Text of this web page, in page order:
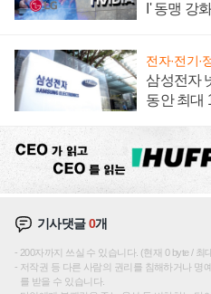
I' 동맹 강
전자·전기·
삼성전자
동안 최대
기사댓글0개
200자까지 쓰실 수 있습니다. (현재 0 byte / 최
저작권 등 다른 사람의 권리를 침해하거나 명
를 받을 수 있습니다.